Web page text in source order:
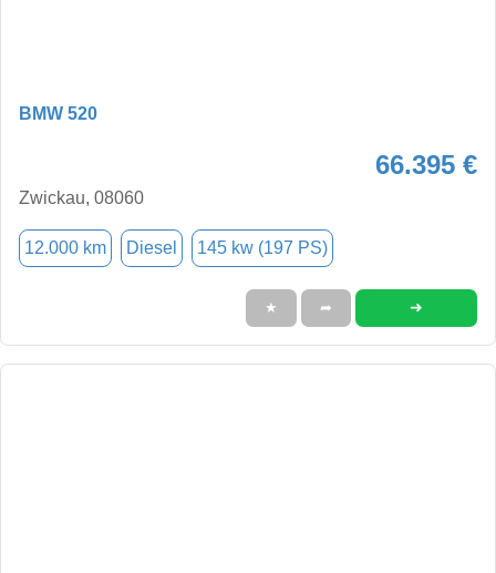
BMW 520
66.395 €
Zwickau, 08060
12.000 km Diesel 145 kw (197 PS)
★ ➦ ➜